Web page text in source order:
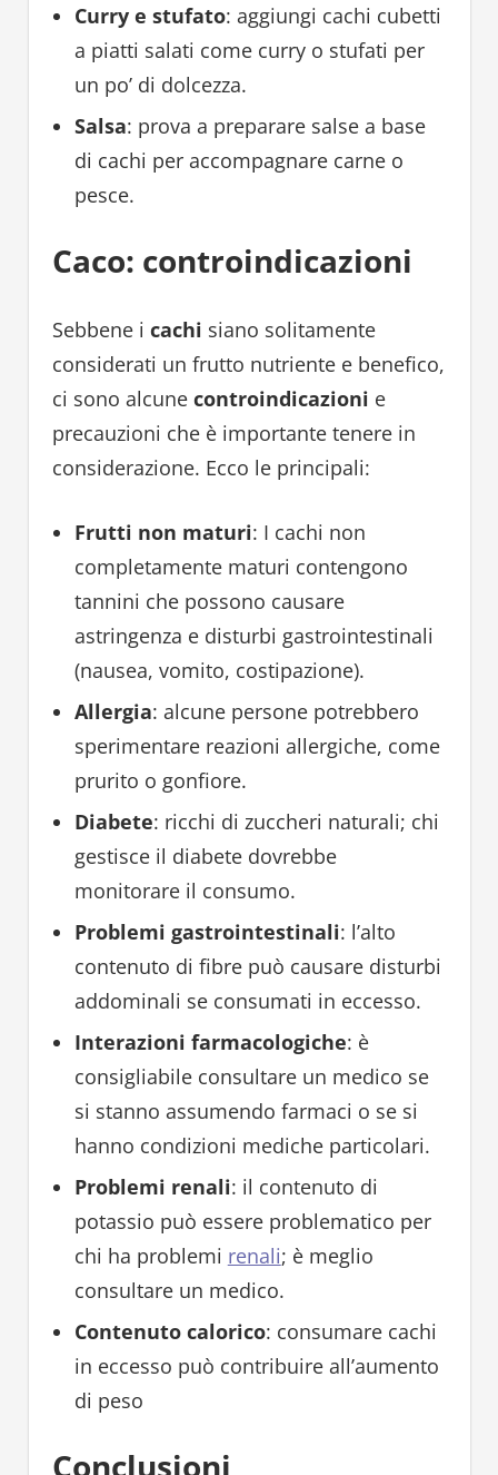
Curry e stufato: aggiungi cachi cubetti
a piatti salati come curry o stufati per
un po’ di dolcezza.
Salsa: prova a preparare salse a base
di cachi per accompagnare carne o
pesce.
Caco: controindicazioni
Sebbene i cachi siano solitamente
considerati un frutto nutriente e benefico,
ci sono alcune controindicazioni e
precauzioni che è importante tenere in
considerazione. Ecco le principali:
Frutti non maturi: I cachi non
completamente maturi contengono
tannini che possono causare
astringenza e disturbi gastrointestinali
(nausea, vomito, costipazione).
Allergia: alcune persone potrebbero
sperimentare reazioni allergiche, come
prurito o gonfiore.
Diabete: ricchi di zuccheri naturali; chi
gestisce il diabete dovrebbe
monitorare il consumo.
Problemi gastrointestinali: l’alto
contenuto di fibre può causare disturbi
addominali se consumati in eccesso.
Interazioni farmacologiche: è
consigliabile consultare un medico se
si stanno assumendo farmaci o se si
hanno condizioni mediche particolari.
Problemi renali: il contenuto di
potassio può essere problematico per
chi ha problemi renali; è meglio
consultare un medico.
Contenuto calorico: consumare cachi
in eccesso può contribuire all’aumento
di peso
Conclusioni